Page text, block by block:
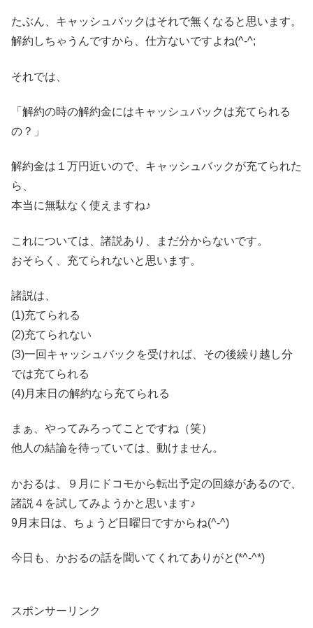
たぶん、キャッシュバックはそれで無くなると思います。
解約しちゃうんですから、仕方ないですよね(^-^;
それでは、
「解約の時の解約金にはキャッシュバックは充てられる
の？」
解約金は１万円近いので、キャッシュバックが充てられた
ら、
本当に無駄なく使えますね♪
これについては、諸説あり、まだ分からないです。
おそらく、充てられないと思います。
諸説は、
(1)充てられる
(2)充てられない
(3)一回キャッシュバックを受ければ、その後繰り越し分
では充てられる
(4)月末日の解約なら充てられる
まぁ、やってみろってことですね（笑）
他人の結論を待っていては、動けません。
かおるは、９月にドコモから転出予定の回線があるので、
諸説４を試してみようかと思います♪
9月末日は、ちょうど日曜日ですからね(^-^)
今日も、かおるの話を聞いてくれてありがと(*^-^*)
スポンサーリンク